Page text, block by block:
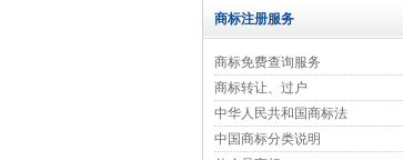
商标注册服务
商标免费查询服务
商标转让、过户
中华人民共和国商标法
中国商标分类说明